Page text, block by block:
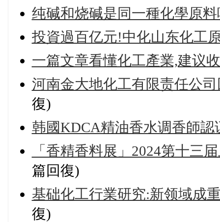
纯碱和烧碱是同一種化學原料
投資過百亿元!中化山东化工
一篇文章看懂化工產業,建议
河南金大地化工有限责任公
復)
韩國KDCA精油香水调香師認
「香精香料展」2024第十三
篇回復)
基础化工行業研究:新领域成
復)